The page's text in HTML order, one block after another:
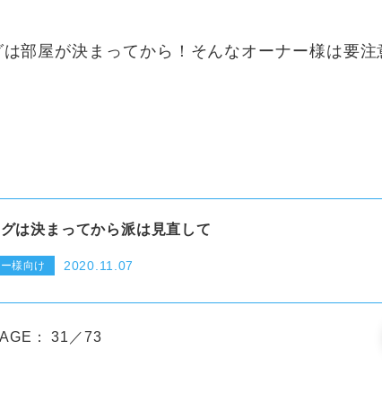
部屋が決まってから！そんなオーナー様は要注
は決まってから派は見直して
様向け 2020.11.07
： 31／73